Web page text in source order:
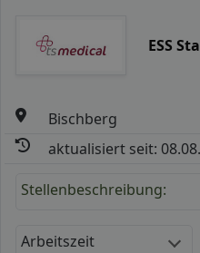
ESS
Bischberg
aktualisiert seit:
Stellenbeschreibung:
Arbeitszeit